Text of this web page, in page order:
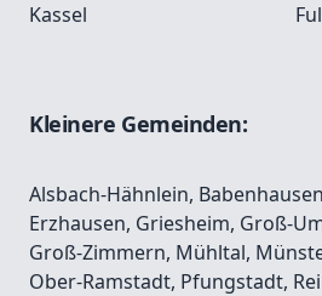
Kassel
Kleinere Gemeinden:
Alsbach-Hähnlein, Babenhausen
Erzhausen, Griesheim, Groß-
Groß-Zimmern, Mühltal,
Ober-Ramstadt, Pfungstadt,